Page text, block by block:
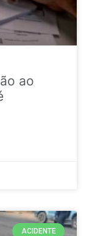
ao
ACIDENTE